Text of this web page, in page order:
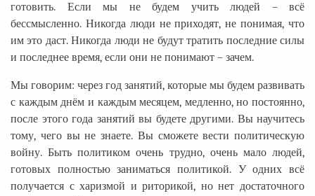
готовить. Если мы не будем учить людей – всё
бессмысленно. Никогда люди не приходят, не понимая, что
им это даст. Никогда люди не будут тратить последние силы
и последнее время, если они не понимают – зачем.
Мы говорим: через год занятий, которые мы будем развивать
с каждым днём и каждым месяцем, медленно, но постоянно,
после этого года занятий вы будете другими. Вы научитесь
тому, чего вы не знаете. Вы сможете вести политическую
войну. Быть политиком очень трудно, очень мало людей,
готовых полностью заниматься политикой. У одних всё
получается с харизмой и риторикой, но нет достаточного